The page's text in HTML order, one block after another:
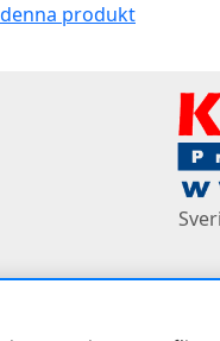
produkt